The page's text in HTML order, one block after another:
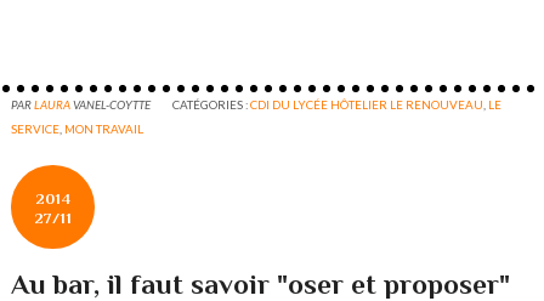
PARLAURAVANEL-COYTTE CATÉGORIES :CDI DU LYCÉE HÔTELIER LE RENOUVEAU LE
SERVICE MON TRAVAIL
2014
27/11
Au bar, il faut savoir "oser et proposer"